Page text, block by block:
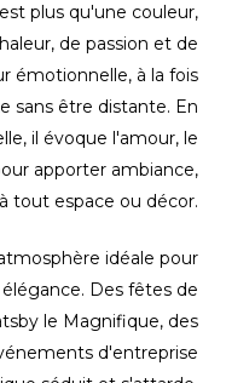
plus qu'une couleur,
de passion et de
émotionnelle, à la fois
sans être distante. En
il évoque l'amour, le
apporter ambiance,
tout espace ou décor.
idéale pour
Des fêtes de
le Magnifique, des
d'entreprise